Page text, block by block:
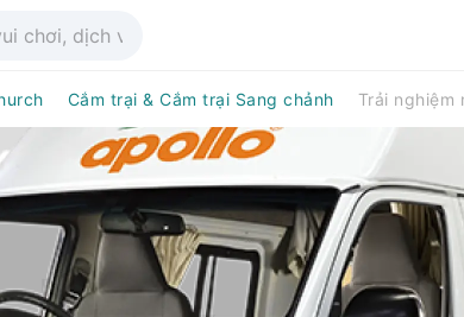
Cắm trại & Cắm trại Sang chảnh